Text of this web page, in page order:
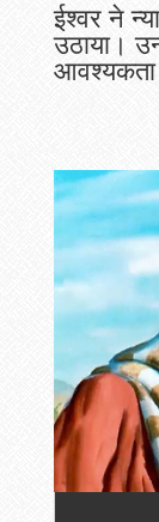
ईश्वरने
उठाया।